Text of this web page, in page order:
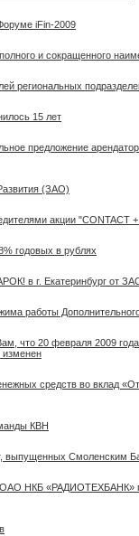
iFin-2009
и сокращенного
региональных
15 лет
предложение
(ЗАО)
акции "CONTACT
годовых в рублях
в г. Екатеринбург от
работы
что 20 февраля 2009
средств во вклад
КВН
выпущенных Смоленским
НКБ «РАДИОТЕХБАНК»